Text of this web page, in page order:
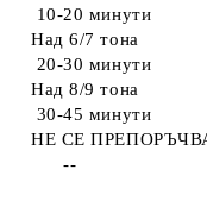
10-20 минути
Над 6/7
20-30 минути
Над 8/9
30-45 минути
НЕ СЕ
--